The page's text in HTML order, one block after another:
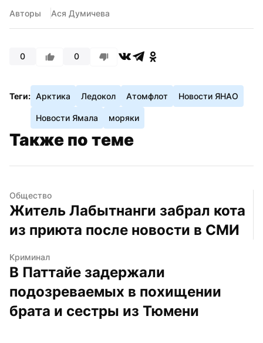
Авторы Ася Думичева
0 0
Теги: Арктика Ледокол Атомфлот Новости ЯНАО
Новости Ямала моряки
Также по теме
Общество
Житель Лабытнанги забрал кота
из приюта после новости в СМИ
Криминал
В Паттайе задержали
подозреваемых в похищении
брата и сестры из Тюмени